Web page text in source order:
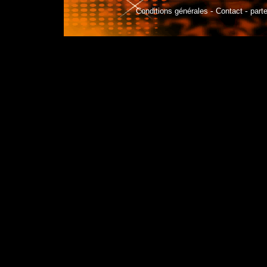
Conditions générales-Contact-